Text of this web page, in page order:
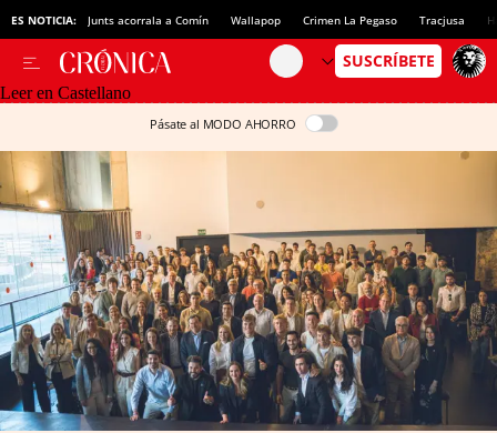
ES NOTICIA: Junts acorrala a Comín Wallapop Crimen La Pegaso Tracjusa
Leer en Castellano
Pásate al MODO AHORRO